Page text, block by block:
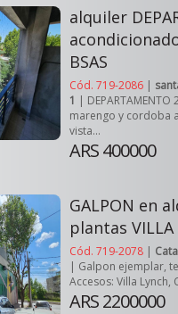
alquiler
BSAS
Cód. 719-2086 |
1 | DEPARTAMENTO
marengo y cordoba
vista...
ARS 400000
GALPON en
plantas VILLA
Cód. 719-2078 |
| Galpon ejemplar,
Accesos: Villa Lynch,
ARS 2200000